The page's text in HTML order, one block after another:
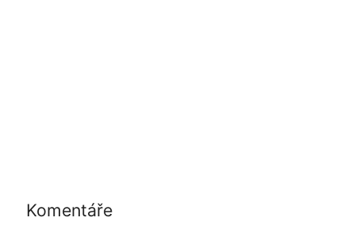
Komentáře